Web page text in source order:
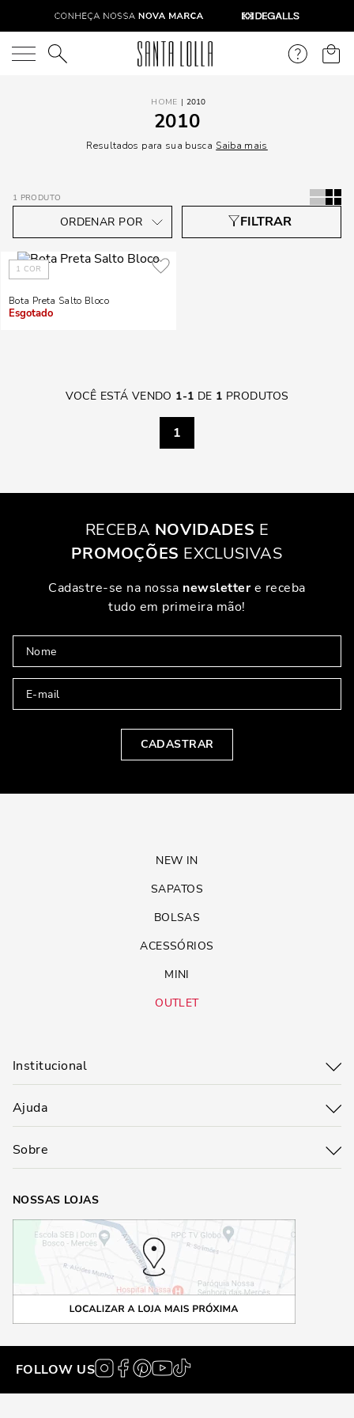
O que você está procurando?
2010
2010
Resultados para sua busca Saiba mais
1 PRODUTO
1 COR
Bota Preta Salto Bloco
Indisponível
VOCÊ ESTÁ VENDO 1-1 DE 1 PRODUTOS
1
RECEBA NOVIDADES E
PROMOÇÕES EXCLUSIVAS
Cadastre-se na nossa newslettere receba
tudo em primeira mão!
CADASTRAR
NEW IN
SAPATOS
BOLSAS
ACESSÓRIOS
MINI
OUTLET
Institucional
Ajuda
Sobre
NOSSAS LOJAS
FOLLOW US